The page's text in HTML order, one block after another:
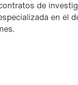
de
en el